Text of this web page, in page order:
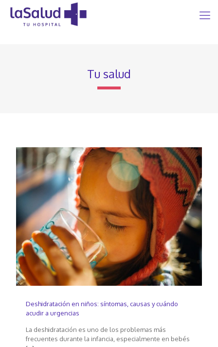
Tu salud
Deshidratación en niños: síntomas, causas y cuándo
acudir a urgencias
La deshidratación es uno de los problemas más
frecuentes durante la infancia, especialmente en bebés